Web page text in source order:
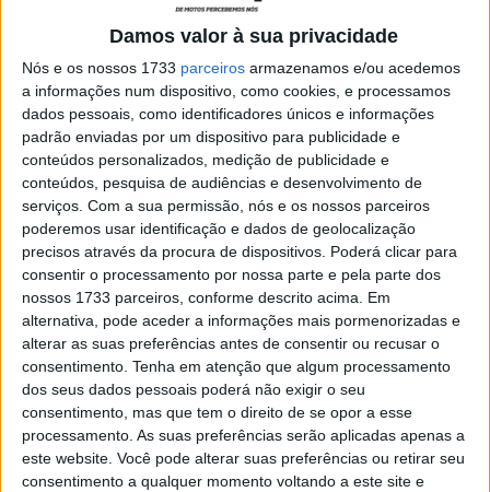
Damos valor à sua privacidade
Nós e os nossos 1733 parceiros armazenamos e/ou acedemos
a informações num dispositivo, como cookies, e processamos
dados pessoais, como identificadores únicos e informações
padrão enviadas por um dispositivo para publicidade e
conteúdos personalizados, medição de publicidade e
conteúdos, pesquisa de audiências e desenvolvimento de
serviços. Com a sua permissão, nós e os nossos parceiros
poderemos usar identificação e dados de geolocalização
precisos através da procura de dispositivos. Poderá clicar para
consentir o processamento por nossa parte e pela parte dos
nossos 1733 parceiros, conforme descrito acima. Em
alternativa, pode aceder a informações mais pormenorizadas e
alterar as suas preferências antes de consentir ou recusar o
consentimento. Tenha em atenção que algum processamento
dos seus dados pessoais poderá não exigir o seu
consentimento, mas que tem o direito de se opor a esse
processamento. As suas preferências serão aplicadas apenas a
este website. Você pode alterar suas preferências ou retirar seu
consentimento a qualquer momento voltando a este site e
e serviu para definir a ordem de
partida para a primeira decinco etapasque vai compor a
prova que sucede ao Rally Dakar.
Pablo Quintanillafoi o mais rápido na frente do seu
colega de equipa,Adrien van Beveren. Atrás dos pilotos
da Honda,Toby Priceterminou no degrau mais baixo do
pódio. O jovem Mason KleineRoss Branchfecharam o
Top 5.
Artigos relacionados
MotoGP: Ducati domina segundo dia de
testes das futuras 850cc
7 AGOSTO, 2026
MotoGP: Tensão entre KTM e Viñales?
Steiner admite ‘fricção’ entre as partes
7 AGOSTO, 2026